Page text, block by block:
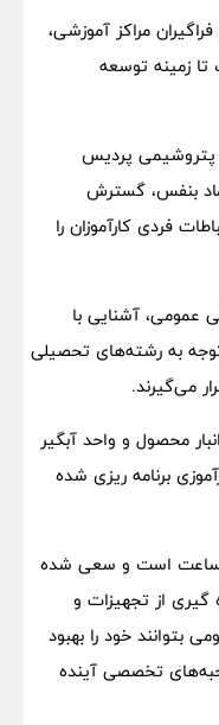
مراکز آموزشی،
تا زمینه توسعه
پتروشیمی پردیس
بنفس، گسترش
فردی کارآموزان را
عمومی، آشنایی با
توجه به رشته‌های تحصیلی
می‌گیرند.
محصول و واحد آبگیر
برنامه ریزی شده
دوره کارآموزی بین 100 تا 340 ساعت است و سعی شده
گیری از تجهیزات و
بتوانند خود را بهبود
تخصصی آینده